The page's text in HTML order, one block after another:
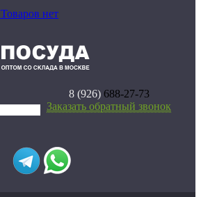
Товаров нет
8 (926)688-27-73
Заказать обратный звонок